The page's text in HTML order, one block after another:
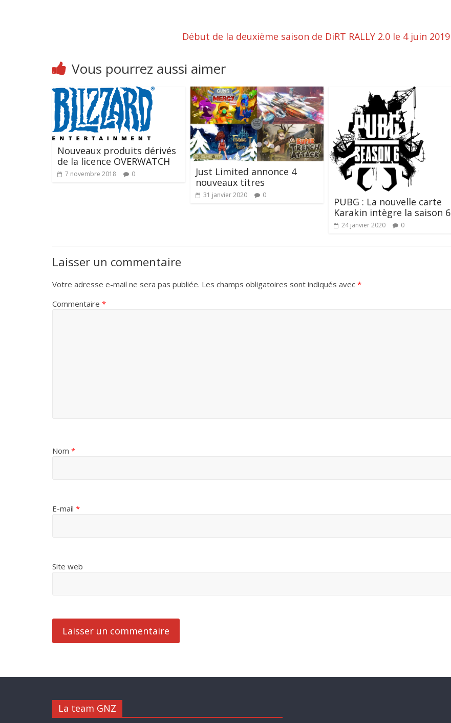
Début de la deuxième saison de DiRT RALLY 2.0 le 4 juin 2019
Vous pourrez aussi aimer
Nouveaux produits dérivés
de la licence OVERWATCH
7 novembre 2018 0
Just Limited annonce 4
nouveaux titres
31 janvier 2020 0
PUBG : La nouvelle carte
Karakin intègre la saison 6
24 janvier 2020 0
Laisser un commentaire
Votre adresse e-mail ne sera pas publiée. Les champs obligatoires sont indiqués avec *
Commentaire *
Nom *
E-mail *
Site web
La team GNZ